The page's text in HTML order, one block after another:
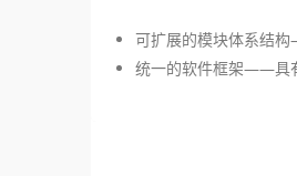
可扩展的模块体系结
统一的软件框架——具